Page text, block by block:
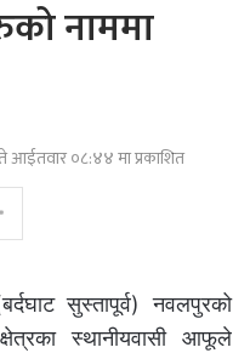
नाममा
आईतवार ०८:४४ मा प्रकाशित
सुस्तापूर्व) नवलपुरको
स्थानीयवासी आफूले